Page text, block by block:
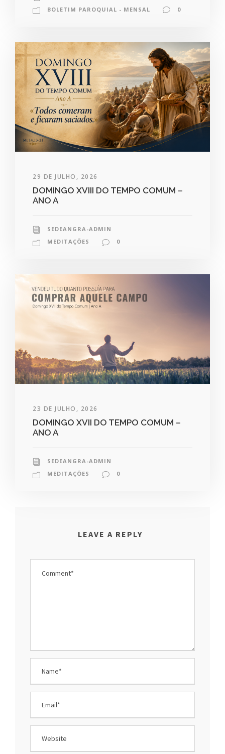
BOLETIM PAROQUIAL - MENSAL
0
29 DE JULHO, 2026
DOMINGO XVIII DO TEMPO COMUM –
ANO A
SEDEANGRA-ADMIN
MEDITAÇÕES
0
23 DE JULHO, 2026
DOMINGO XVII DO TEMPO COMUM –
ANO A
SEDEANGRA-ADMIN
MEDITAÇÕES
0
LEAVE A REPLY